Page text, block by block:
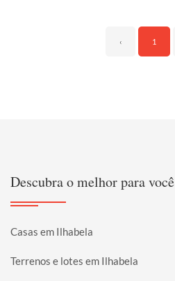
‹ 1
Descubra o melhor para você
Casas em Ilhabela
Terrenos e lotes em Ilhabela